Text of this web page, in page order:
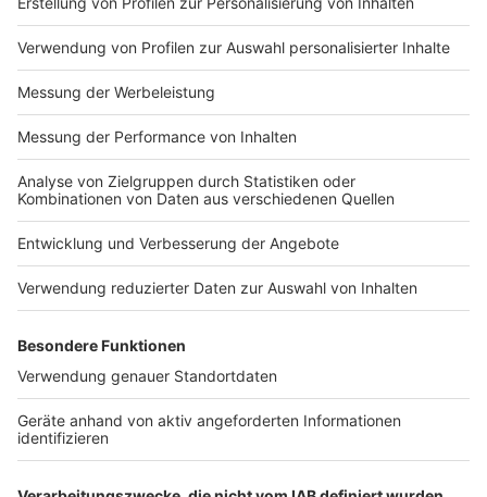
Impressum
Nutzungsbedingungen
Jobs
Presse
Werben
Archiv
ANTENNE BAYERN GROUP
Stiftung ANTENNE BAYERN
hilft
Kontakt
Studio-Hotline
Verkehrs-Hotline
Newsletter